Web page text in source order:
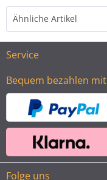
Ähnliche Artikel
Service
Bequem bezahlen mit
Folge uns